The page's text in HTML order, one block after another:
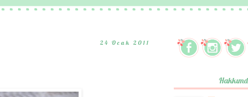
24 Ocak 2011